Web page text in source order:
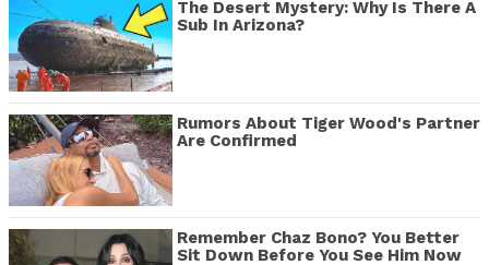
The Desert Mystery: Why Is There A
Sub In Arizona?
Rumors About Tiger Wood's Partner
Are Confirmed
Remember Chaz Bono? You Better
Sit Down Before You See Him Now